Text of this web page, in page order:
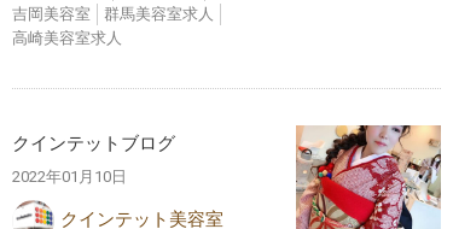
吉岡美容室
群馬美容室求人
高崎美容室求人
クインテットブログ
2022年01月10日
クインテット美容室